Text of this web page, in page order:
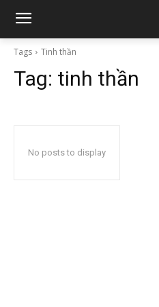
Tags Tinh thần
Tag: tinh thần
No posts to display